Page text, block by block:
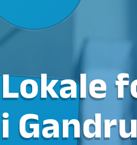
Anlæg af terrasse
Hjælp til mobil, pc, tv
Installation af
Møbelsamling og
Ophængning af
Opsætning af
Tømrer
Lokale
i